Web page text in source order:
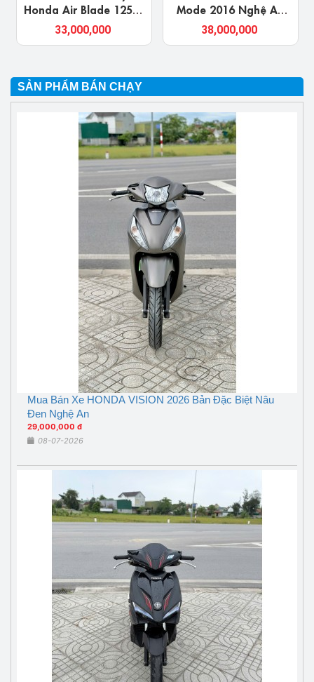
Mode 2016 Nghệ An
Giá Rẻ, Chính Chủ
38,000,000
YAMAHA EXCITER Ở
Nghệ An, Chính Chủ
22,000,000
SẢN PHẨM BÁN CHẠY
Mua Bán Xe HONDA VISION 2026 Bản Đặc Biệt Nâu
Đen Nghệ An
29,000,000 đ
08-07-2026